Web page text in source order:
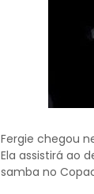
Fergie chegou
Ela assistirá ao
samba no